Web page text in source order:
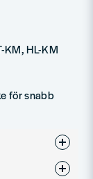
KM, HL-KM
för snabb